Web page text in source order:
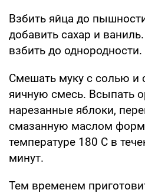
Взбить яйца до
добавить сахар и
взбить до однородности.
Смешать муку с солью и
яичную смесь. Всыпать
нарезанные яблоки,
смазанную маслом
температуре 180 C в
минут.
Тем временем